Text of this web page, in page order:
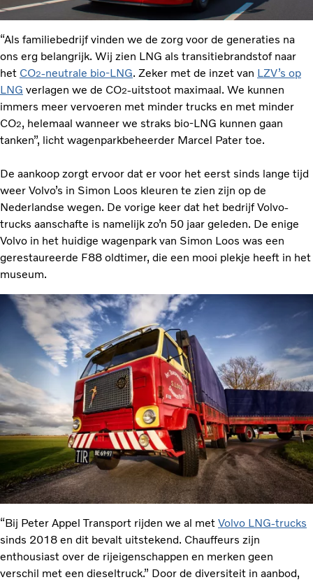
“Als familiebedrijf vinden we de zorg voor de generaties na
ons erg belangrijk. Wij zien LNG als transitiebrandstof naar
het CO2-neutrale bio-LNG. Zeker met de inzet van LZV’s op
LNG verlagen we de CO2-uitstoot maximaal. We kunnen
immers meer vervoeren met minder trucks en met minder
CO2, helemaal wanneer we straks bio-LNG kunnen gaan
tanken”, licht wagenparkbeheerder Marcel Pater toe.
De aankoop zorgt ervoor dat er voor het eerst sinds lange tijd
weer Volvo’s in Simon Loos kleuren te zien zijn op de
Nederlandse wegen. De vorige keer dat het bedrijf Volvo-
trucks aanschafte is namelijk zo’n 50 jaar geleden. De enige
Volvo in het huidige wagenpark van Simon Loos was een
gerestaureerde F88 oldtimer, die een mooi plekje heeft in het
museum.
“Bij Peter Appel Transport rijden we al met Volvo LNG-trucks
sinds 2018 en dit bevalt uitstekend. Chauffeurs zijn
enthousiast over de rijeigenschappen en merken geen
verschil met een dieseltruck.” Door de diversiteit in aanbod,